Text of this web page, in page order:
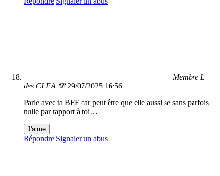
Membre L
des CLEA 💜 29/07/2025 16:56
Parle avec ta BFF car peut être que elle aussi se sans parfois
nulle par rapport à toi…
J'aime
Répondre Signaler un abus